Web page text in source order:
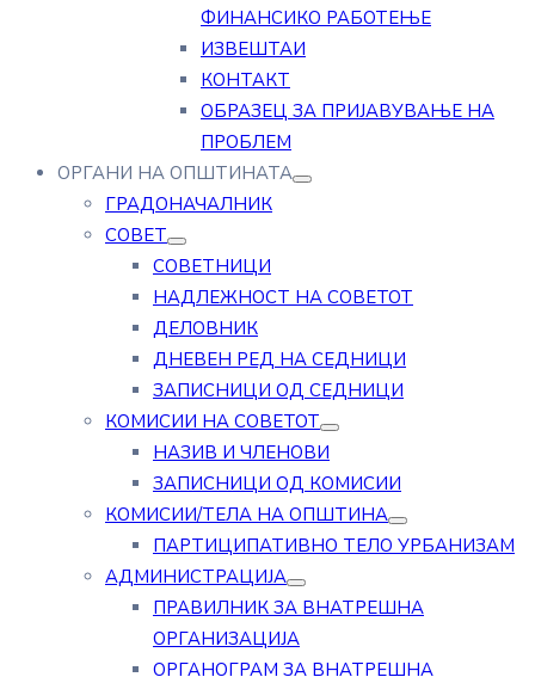
ФИНАНСИКО РАБОТЕЊЕ
ИЗВЕШТАИ
КОНТАКТ
ОБРАЗЕЦ ЗА ПРИЈАВУВАЊЕ НА
ПРОБЛЕМ
ОРГАНИ НА ОПШТИНАТА
ГРАДОНАЧАЛНИК
СОВЕТ
СОВЕТНИЦИ
НАДЛЕЖНОСТ НА СОВЕТОТ
ДЕЛОВНИК
ДНЕВЕН РЕД НА СЕДНИЦИ
ЗАПИСНИЦИ ОД СЕДНИЦИ
КОМИСИИ НА СОВЕТОТ
НАЗИВ И ЧЛЕНОВИ
ЗАПИСНИЦИ ОД КОМИСИИ
КОМИСИИ/ТЕЛА НА ОПШТИНА
ПАРТИЦИПАТИВНО ТЕЛО УРБАНИЗАМ
АДМИНИСТРАЦИЈА
ПРАВИЛНИК ЗА ВНАТРЕШНА
ОРГАНИЗАЦИЈА
ОРГАНОГРАМ ЗА ВНАТРЕШНА